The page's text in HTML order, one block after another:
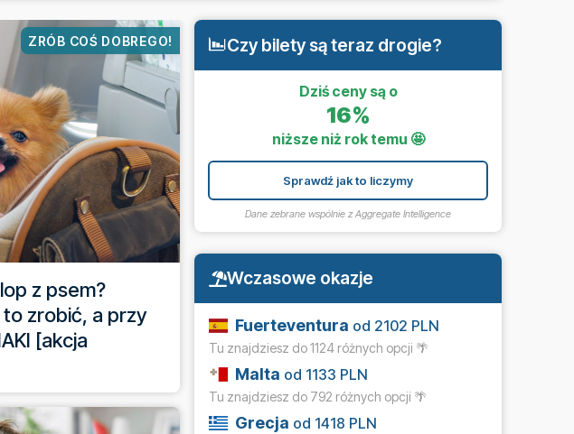
ZRÓB COŚ DOBREGO!
z psem?
zrobić, a przy
[akcja
Czy bilety są teraz drogie?
Dziś ceny są o
16%
niższe niż rok temu 🤩
Sprawdź jak to liczymy
Dane zebrane wspólnie zAggregate Intelligence
Wczasowe okazje
Fuerteventura od 2102 PLN
Tu znajdziesz do 1124 różnych opcji 🌴
Malta od 1133 PLN
Tu znajdziesz do 792 różnych opcji 🌴
Grecja od 1418 PLN